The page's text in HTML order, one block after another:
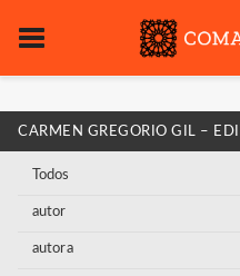
CARMEN GREGORIO GIL –
Todos
autor
autora